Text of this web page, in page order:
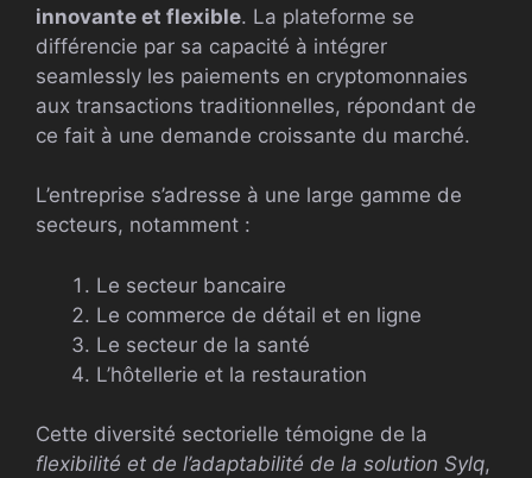
innovante et flexible. La plateforme se
différencie par sa capacité à intégrer
seamlessly les paiements en cryptomonnaies
aux transactions traditionnelles, répondant de
ce fait à une demande croissante du marché.
L’entreprise s’adresse à une large gamme de
secteurs, notamment :
Le secteur bancaire
Le commerce de détail et en ligne
Le secteur de la santé
L’hôtellerie et la restauration
Cette diversité sectorielle témoigne de la
flexibilité et de l’adaptabilité de la solution Sylq,